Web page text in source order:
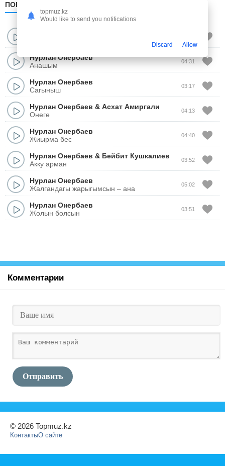
ПОПУЛЯРНЫЕ
Нурлан Онербаев
Анашым
04:31
Нурлан Онербаев
Сагыныш
03:17
Нурлан Онербаев & Асхат Амиргали
Онеге
04:13
Нурлан Онербаев
Жиырма бес
04:40
Нурлан Онербаев & Бейбит Кушкалиев
Акку арман
03:52
Нурлан Онербаев
Жалгандагы жарыгымсын – ана
05:02
Нурлан Онербаев
Жолын болсын
03:51
Комментарии
Отправить
© 2026 Topmuz.kz
КонтактыО сайте
topmuz.kz
Would like to send you notifications
Discard Allow